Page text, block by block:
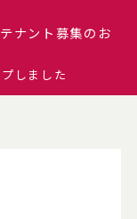
ナント募集のお
しました